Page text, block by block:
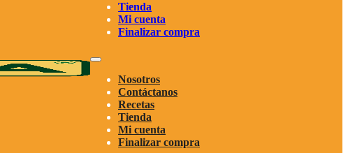
Tienda
Mi cuenta
Finalizar compra
Nosotros
Contáctanos
Recetas
Tienda
Mi cuenta
Finalizar compra